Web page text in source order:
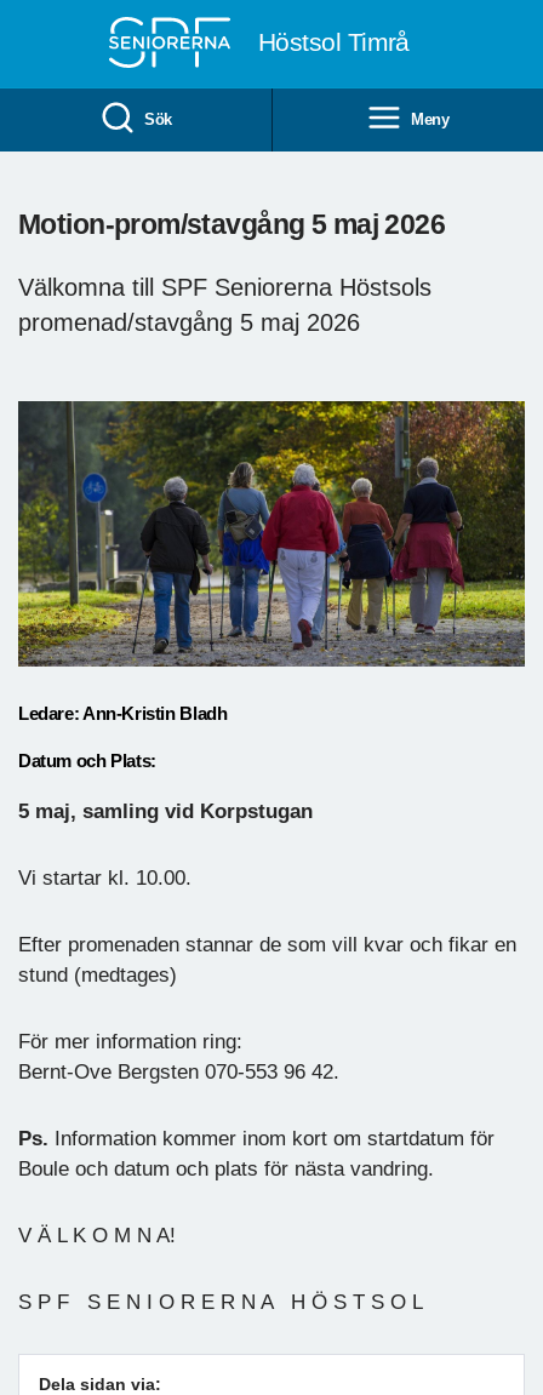
Höstsol Timrå
Sök Meny
Motion-prom/stavgång 5 maj 2026
Välkomna till SPF Seniorerna Höstsols
promenad/stavgång 5 maj 2026
Ledare: Ann-Kristin Bladh
Datum och Plats:
5 maj, samling vid Korpstugan
Vi startar kl. 10.00.
Efter promenaden stannar de som vill kvar och fikar en
stund (medtages)
För mer information ring:
Bernt-Ove Bergsten 070-553 96 42.
Ps. Information kommer inom kort om startdatum för
Boule och datum och plats för nästa vandring.
V Ä L K O M N A!
S P F S E N I O R E R N A H Ö S T S O L
Dela sidan via: